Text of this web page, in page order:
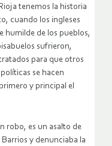
tenemos la historia
cuando los ingleses
humilde de los pueblos,
sufrieron,
para que otros
se hacen
y principal el
robo, es un asalto de
y denunciaba la